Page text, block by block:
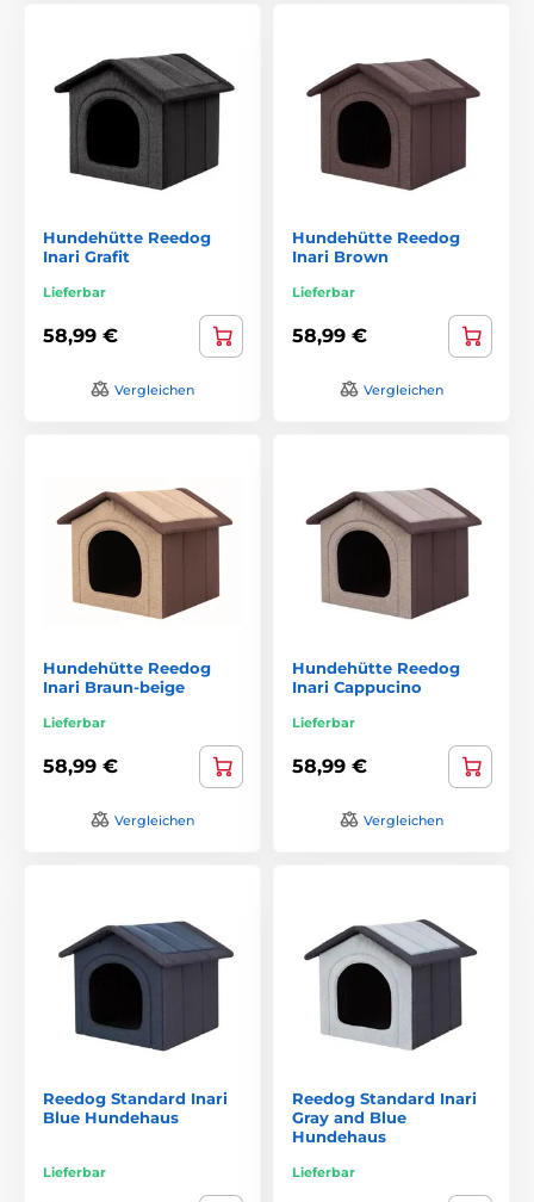
Hundehütte Reedog
Inari Grafit
Lieferbar
58,99 €
Vergleichen
Hundehütte Reedog
Inari Brown
Lieferbar
58,99 €
Vergleichen
Hundehütte Reedog
Inari Braun-beige
Lieferbar
58,99 €
Vergleichen
Hundehütte Reedog
Inari Cappucino
Lieferbar
58,99 €
Vergleichen
Reedog Standard Inari
Blue Hundehaus
Lieferbar
Reedog Standard Inari
Gray and Blue
Hundehaus
Lieferbar